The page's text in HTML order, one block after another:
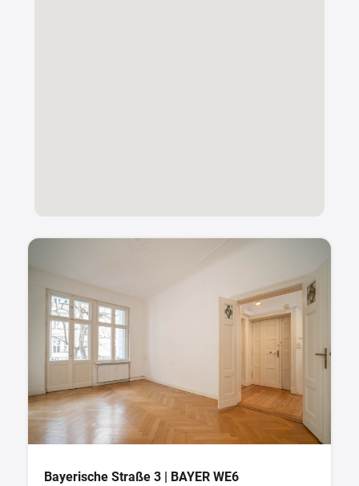
Bayerische Straße 3 | BAYER WE6